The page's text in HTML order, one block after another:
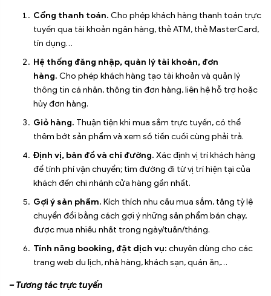
Cổng thanh toán. Cho phép khách hàng thanh toán trực
tuyến qua tài khoản ngân hàng, thẻ ATM, thẻ MasterCard,
tín dụng…
Hệ thống đăng nhập, quản lý tài khoản, đơn
hàng. Cho phép khách hàng tạo tài khoản và quản lý
thông tin cá nhân, thông tin đơn hàng, liên hệ hỗ trợ hoặc
hủy đơn hàng.
Giỏ hàng. Thuận tiện khi mua sắm trực tuyến, có thể
thêm bớt sản phẩm và xem số tiền cuối cùng phải trả.
Định vị, bản đồ và chỉ đường. Xác định vị trí khách hàng
để tính phí vận chuyển; tìm đường đi từ vị trí hiện tại của
khách đến chi nhánh cửa hàng gần nhất.
Gợi ý sản phẩm. Kích thích nhu cầu mua sắm, tăng tỷ lệ
chuyển đổi bằng cách gợi ý những sản phẩm bán chạy,
được mua nhiều nhất trong ngày/tuần/tháng.
Tính năng booking, đặt dịch vụ: chuyên dùng cho các
trang web du lịch, nhà hàng, khách sạn, quán ăn,…
– Tương tác trực tuyến